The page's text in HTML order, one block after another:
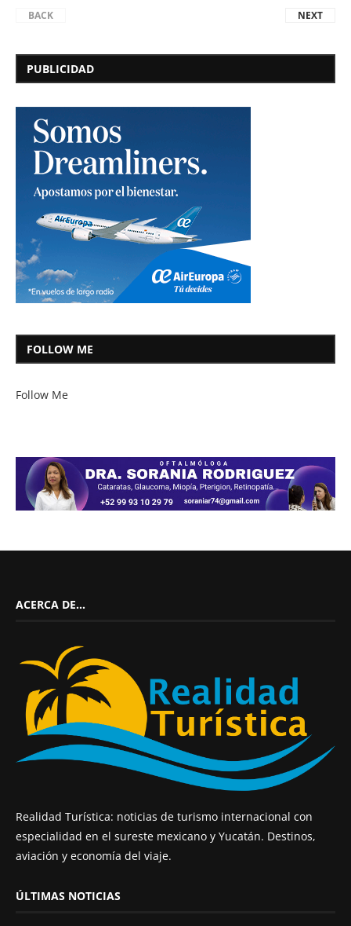
BACK NEXT
PUBLICIDAD
FOLLOW ME
Follow Me
ACERCA DE…
Realidad Turística: noticias de turismo internacional con
especialidad en el sureste mexicano y Yucatán. Destinos,
aviación y economía del viaje.
ÚLTIMAS NOTICIAS